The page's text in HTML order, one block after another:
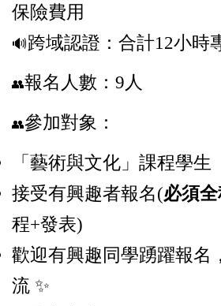
保險費用
🔊跨域認證：合計12小時
👥報名人數：9人
👥參加對象：
「藝術與文化」課程學生
接受有興趣者報名(必須
程+發表)
歡迎有興趣同學踴躍報名
流 ✨